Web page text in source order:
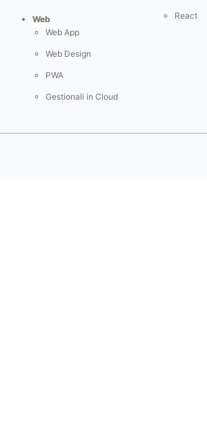
Web
Web App
Web Design
PWA
Gestionali in Cloud
React